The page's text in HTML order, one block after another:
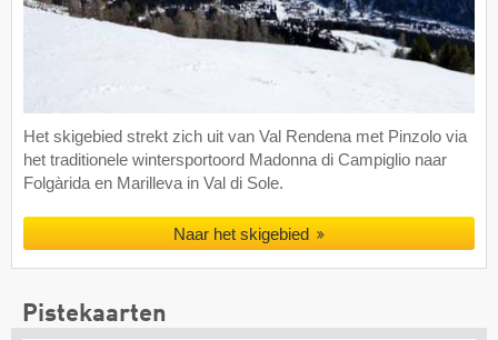
Het skigebied strekt zich uit van Val Rendena met Pinzolo via
het traditionele wintersportoord Madonna di Campiglio naar
Folgàrida en Marilleva in Val di Sole.
Naar het skigebied
Pistekaarten